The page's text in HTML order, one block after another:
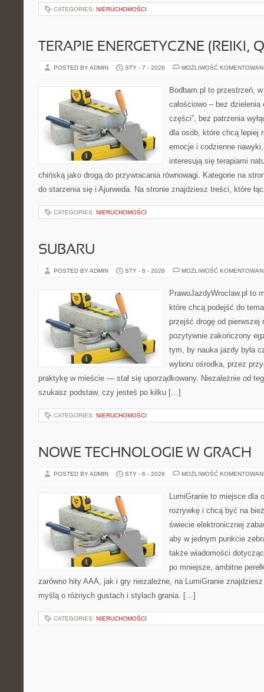
CATEGORIES: NIERUCHOMOŚCI
TERAPIE ENERGETYCZNE (REIKI,
POSTED BY ADMIN STY - 7 - 2026 MOŻLIWOŚĆ
Bodbam.pl to przestrzeń,
całościowo – bez dzielenia
części”, bez patrzenia
dla osób, które chcą lepiej
emocje i codzienne
interesują się terapiami
chińską jako drogą do przywracania równowagi. Kategorie na
do starzenia się i Ajurweda. Na stronie znajdziesz treści, które
CATEGORIES: NIERUCHOMOŚCI
SUBARU
POSTED BY ADMIN STY - 6 - 2026 MOŻLIWOŚĆ
PrawoJazdyWroclaw.pl to
które chcą podejść do
przejść drogę od pierwszej
pozytywnie zakończony
tym, by nauka jazdy była
wyboru ośrodka, przez
praktykę w mieście — stał się uporządkowany. Niezależnie od
szukasz podstaw, czy jesteś po kilku […]
CATEGORIES: NIERUCHOMOŚCI
NOWE TECHNOLOGIE W GRACH
POSTED BY ADMIN STY - 6 - 2026 MOŻLIWOŚĆ
LumiGranie to miejsce dla
rozrywkę i chcą być na
świecie elektronicznej
aby w jednym punkcie
także wiadomości
po mniejsze, ambitne
zarówno hity AAA, jak i gry niezależne, na LumiGranie
myślą o różnych gustach i stylach grania. […]
CATEGORIES: NIERUCHOMOŚCI